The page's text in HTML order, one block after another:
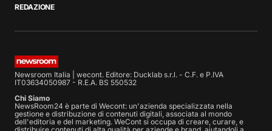
REDAZIONE
Newsroom Italia | wecont. Editore: Ducklab s.r.l. - C.F. e P.IVA
IT03634050987 - R.E.A. BS 550532
Chi Siamo
NewsRoom24 è parte di Wecont: un'azienda specializzata nella
gestione e distribuzione di contenuti digitali, associata al mondo
dell'editoria e del marketing. WeCont si occupa di creare, curare, e